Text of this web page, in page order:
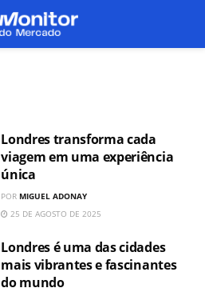
Londres transforma cada
viagem em uma experiência
única
POR MIGUEL ADONAY
25 DE AGOSTO DE 2025
Londres é uma das cidades
mais vibrantes e fascinantes
do mundo